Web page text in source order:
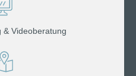
& Videoberatung